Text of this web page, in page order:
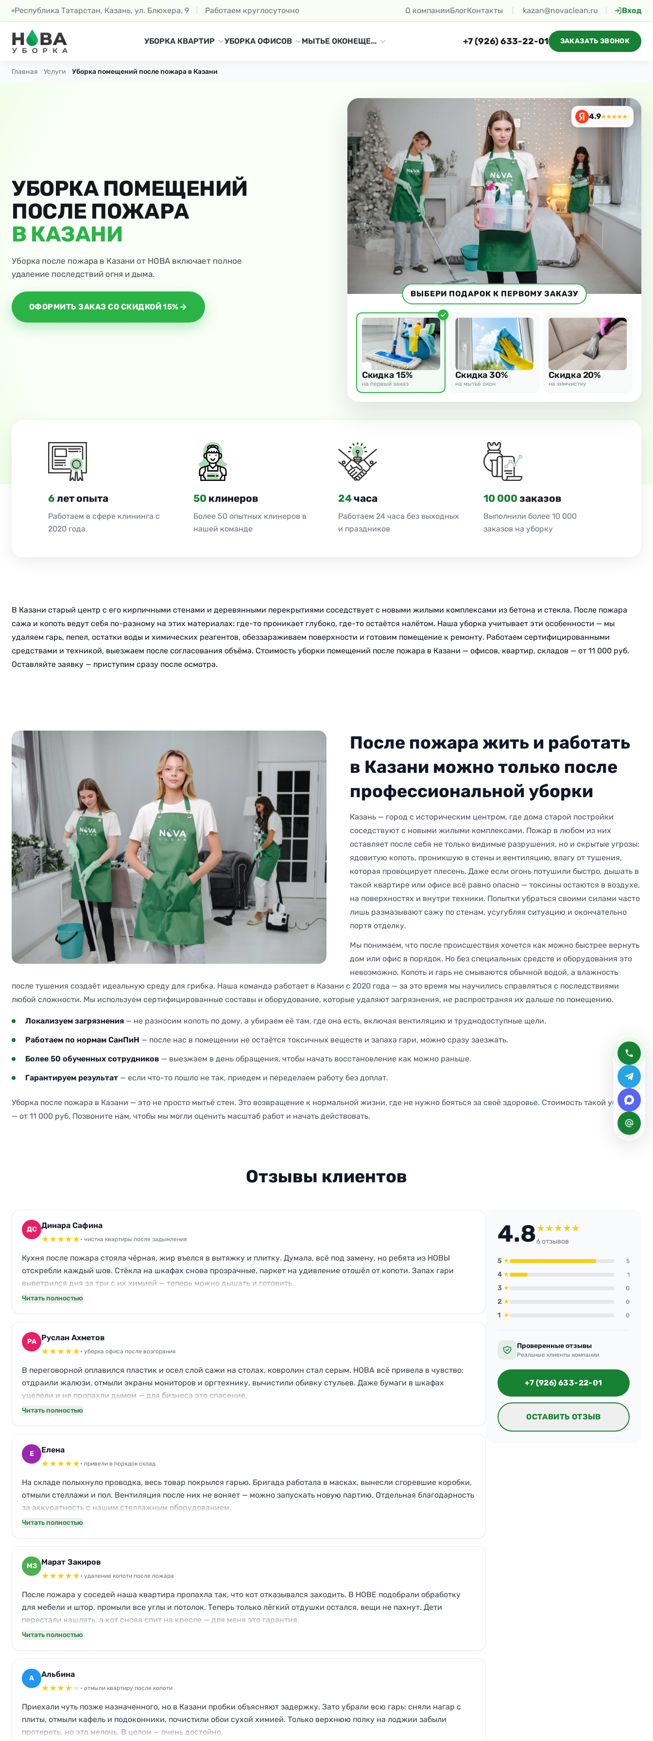
Республика Татарстан, Казань, ул. Блюхера, 9 Работаем круглосуточно О компанииБлогКонтакты kazan@novaclean.ru Вход
УБОРКА КВАРТИР УБОРКА ОФИСОВ МЫТЬЕ ОКОНЕЩЕ... +7 (926) 633-22-01 ЗАКАЗАТЬ ЗВОНОК
Главная Услуги Уборка помещений после пожара в Казани
УБОРКА ПОМЕЩЕНИЙ
ПОСЛЕ ПОЖАРА
В КАЗАНИ
Уборка после пожара в Казани от НОВА включает полное
удаление последствий огня и дыма.
ОФОРМИТЬ ЗАКАЗ СО СКИДКОЙ 15%
4.9★★★★★
ВЫБЕРИ ПОДАРОК К ПЕРВОМУ ЗАКАЗУ
Скидка 15%
на первый заказ
Скидка 30%
на мытьё окон
Скидка 20%
на химчистку
6 лет опыта
Работаем в сфере клининга с
2020 года
50 клинеров
Более 50 опытных клинеров в
нашей команде
24часа
Работаем 24 часа без выходных
и праздников
10 000 заказов
Выполнили более 10 000
заказов на уборку
В Казани старый центр с его кирпичными стенами и деревянными перекрытиями соседствует с новыми жилыми комплексами из бетона и стекла. После пожара
сажа и копоть ведут себя по-разному на этих материалах: где-то проникает глубоко, где-то остаётся налётом. Наша уборка учитывает эти особенности — мы
удаляем гарь, пепел, остатки воды и химических реагентов, обеззараживаем поверхности и готовим помещение к ремонту. Работаем сертифицированными
средствами и техникой, выезжаем после согласования объёма. Стоимость уборки помещений после пожара в Казани — офисов, квартир, складов — от 11 000 руб.
Оставляйте заявку — приступим сразу после осмотра.
После пожара жить и работать
в Казани можно только после
профессиональной уборки
Казань — город с историческим центром, где дома старой постройки
соседствуют с новыми жилыми комплексами. Пожар в любом из них
оставляет после себя не только видимые разрушения, но и скрытые угрозы:
ядовитую копоть, проникшую в стены и вентиляцию, влагу от тушения,
которая провоцирует плесень. Даже если огонь потушили быстро, дышать в
такой квартире или офисе всё равно опасно — токсины остаются в воздухе,
на поверхностях и внутри техники. Попытки убраться своими силами часто
лишь размазывают сажу по стенам, усугубляя ситуацию и окончательно
портя отделку.
Мы понимаем, что после происшествия хочется как можно быстрее вернуть
дом или офис в порядок. Но без специальных средств и оборудования это
невозможно. Копоть и гарь не смываются обычной водой, а влажность
после тушения создаёт идеальную среду для грибка. Наша команда работает в Казани с 2020 года — за это время мы научились справляться с последствиями
любой сложности. Мы используем сертифицированные составы и оборудование, которые удаляют загрязнения, не распространяя их дальше по помещению.
Локализуем загрязнения — не разносим копоть по дому, а убираем её там, где она есть, включая вентиляцию и труднодоступные щели.
Работаем по нормам СанПиН — после нас в помещении не остаётся токсичных веществ и запаха гари, можно сразу заезжать.
Более 50 обученных сотрудников — выезжаем в день обращения, чтобы начать восстановление как можно раньше.
Гарантируем результат — если что-то пошло не так, приедем и переделаем работу без доплат.
Уборка после пожара в Казани — это не просто мытьё стен. Это возвращение к нормальной жизни, где не нужно бояться за своё здоровье. Стоимость такой уборки
— от 11 000 руб. Позвоните нам, чтобы мы могли оценить масштаб работ и начать действовать.
Отзывы клиентов
ДС Динара Сафина
★★★★★• чистка квартиры после задымления
Кухня после пожара стояла чёрная, жир въелся в вытяжку и плитку. Думала, всё под замену, но ребята из НОВЫ
отскребли каждый шов. Стёкла на шкафах снова прозрачные, паркет на удивление отошёл от копоти. Запах гари
выветрился дня за три с их химией — теперь можно дышать и готовить.
Читать полностью
РА Руслан Ахметов
★★★★★• уборка офиса после возгорания
В переговорной оплавился пластик и осел слой сажи на столах, ковролин стал серым. НОВА всё привела в чувство:
отдраили жалюзи, отмыли экраны мониторов и оргтехнику, вычистили обивку стульев. Даже бумаги в шкафах
уцелели и не пропахли дымом — для бизнеса это спасение.
Читать полностью
Е Елена
★★★★★• привели в порядок склад
На складе полыхнуло проводка, весь товар покрылся гарью. Бригада работала в масках, вынесли сгоревшие коробки,
отмыли стеллажи и пол. Вентиляция после них не воняет — можно запускать новую партию. Отдельная благодарность
за аккуратность с нашим стеллажным оборудованием.
Читать полностью
МЗ Марат Закиров
★★★★★• удаление копоти после пожара
После пожара у соседей наша квартира пропахла так, что кот отказывался заходить. В НОВЕ подобрали обработку
для мебели и штор, промыли все углы и потолок. Теперь только лёгкий отдушки остался, вещи не пахнут. Дети
перестали кашлять, а кот снова спит на кресле — для меня это гарантия.
Читать полностью
А Альбина
★★★★★ • отмыли квартиру после копоти
Приехали чуть позже назначенного, но в Казани пробки объясняют задержку. Зато убрали всю гарь: сняли нагар с
плиты, отмыли кафель и подоконники, почистили обои сухой химией. Только верхнюю полку на лоджии забыли
протереть, но это мелочь. В целом — очень достойно.
4.8★★★★★
6 отзывов
5 ★ 5
4 ★ 1
3 ★ 0
2 ★ 0
1 ★ 0
Проверенные отзывы
Реальные клиенты компании
+7 (926) 633-22-01
ОСТАВИТЬ ОТЗЫВ